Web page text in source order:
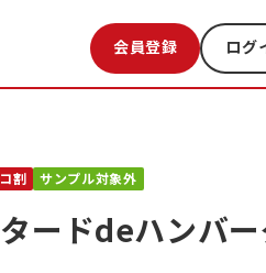
会員登録 ログ
お気に入
割 サンプル対象外
ードdeハンバ